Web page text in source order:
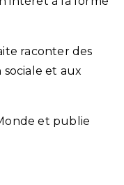
raconter des
sociale et aux
et publie